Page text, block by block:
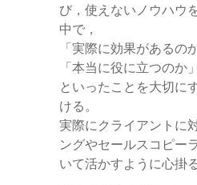
び，使えないノウハウ
中で，
「実際に効果があるの
「本当に役に立つのか」
といったことを大切に
ける。
実際にクライアントに
ングやセールスコピー
いて活かすように心掛る